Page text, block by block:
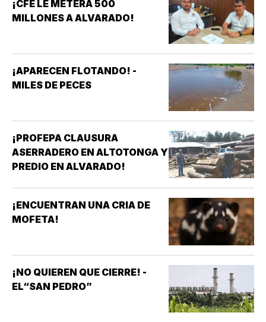
¡CFE LE METERÁ 500
MILLONES A ALVARADO!
¡APARECEN FLOTANDO! -
MILES DE PECES
¡PROFEPA CLAUSURA
ASERRADERO EN ALTOTONGA Y
PREDIO EN ALVARADO!
¡ENCUENTRAN UNA CRIA DE
MOFETA!
¡NO QUIEREN QUE CIERRE! -
EL“SAN PEDRO”